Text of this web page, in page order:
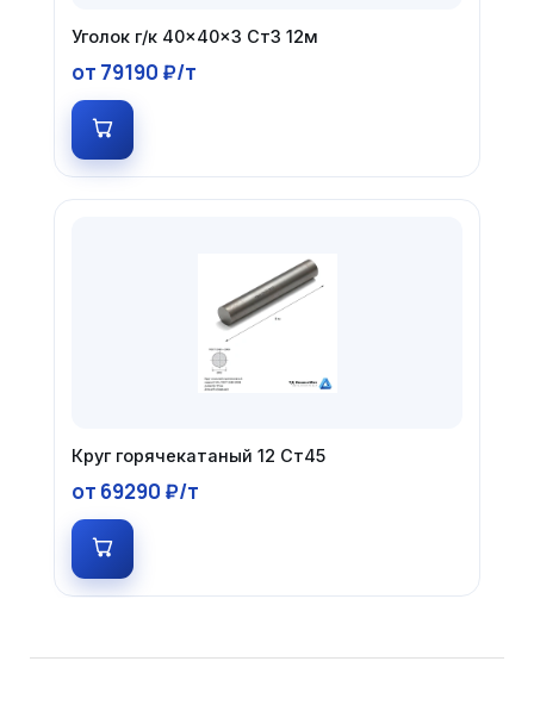
Уголок г/к 40×40×3 Ст3 12м
от 79190 ₽/т
Круг горячекатаный 12 Ст45
от 69290 ₽/т